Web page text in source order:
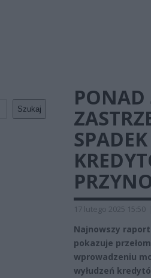
Szukaj
17 lutego 2025 15:50
Najnowszy
pokazuje
wprowadzeniu
wyłudzeń